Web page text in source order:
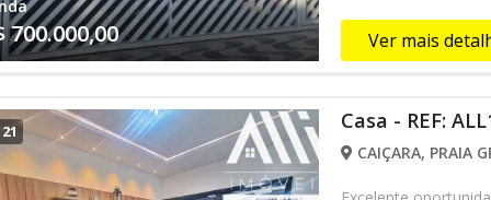
700.000,00 Ver mais
21 Casa - REF:
CAIÇARA, PRAIA